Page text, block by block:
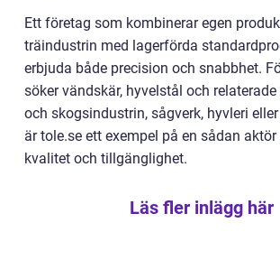
Ett företag som kombinerar egen
träindustrin med lagerförda
erbjuda både precision och snabbhet.
söker vändskär, hyvelstål och
och skogsindustrin, sågverk, hyvleri
är tole.se ett exempel på en sådan
kvalitet och tillgänglighet.
Läs fler inlägg här